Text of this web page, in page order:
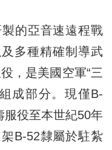
的亞音速遠程戰
多種精確制導武
，是美國空軍“三
成部分。現僅B-
服役至本世紀50年
B-52隸屬於駐紮